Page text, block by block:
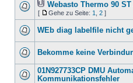
Webasto Thermo 90
[ Gehe zu Seite: 1 2 ]
WEb diag labelfile nicht
Bekomme keine
01N927733CP DMU
Kommunikationsfehler